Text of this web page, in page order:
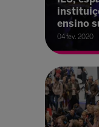
ensino
04 fev. 2020